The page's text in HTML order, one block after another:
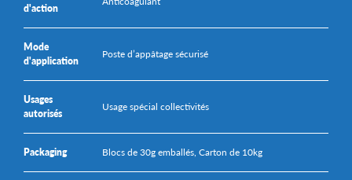
d'action
Mode
d'application
Poste d’appâtage sécurisé
Usages
autorisés
Usage spécial collectivités
Packaging Blocs de 30g emballés, Carton de 10kg